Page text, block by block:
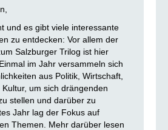
und es gibt viele interessante
zu entdecken: Vor allem der
Salzburger Trilog ist hier
im Jahr versammeln sich
aus Politik, Wirtschaft,
um sich drängenden
stellen und darüber zu
Jahr lag der Fokus auf
Themen. Mehr darüber lesen